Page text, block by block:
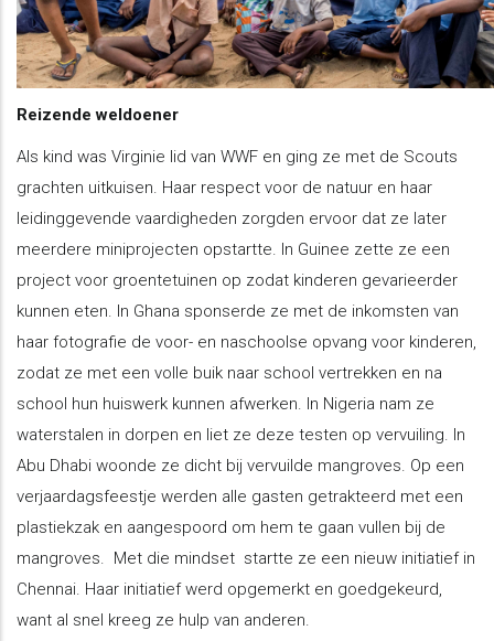
Reizende weldoener​
Als kind was Virginie lid van WWF en ging ze met de Scouts
grachten uitkuisen. Haar respect voor de natuur en haar
leidinggevende vaardigheden zorgden ervoor dat ze later
meerdere miniprojecten opstartte. In Guinee zette ze een
project voor groentetuinen op zodat kinderen gevarieerder
kunnen eten. In Ghana sponserde ze met de inkomsten van
haar fotografie de voor- en naschoolse opvang voor kinderen,
zodat ze met een volle buik naar school vertrekken en na
school hun huiswerk kunnen afwerken. In Nigeria nam ze
waterstalen in dorpen en liet ze deze testen op vervuiling. In
Abu Dhabi woonde ze dicht bij vervuilde mangroves. Op een
verjaardagsfeestje werden alle gasten getrakteerd met een
plastiekzak en aangespoord om hem te gaan vullen bij de
mangroves. Met die mindset startte ze een nieuw initiatief in
Chennai. Haar initiatief werd opgemerkt en goedgekeurd,
want al snel kreeg ze hulp van anderen.